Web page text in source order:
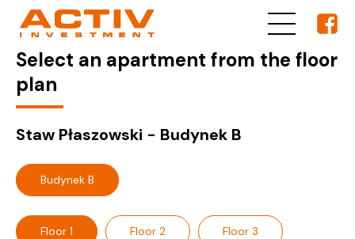
Select an apartment from the floor
plan
Staw Płaszowski - Budynek B
Budynek B
Floor 1 Floor 2 Floor 3